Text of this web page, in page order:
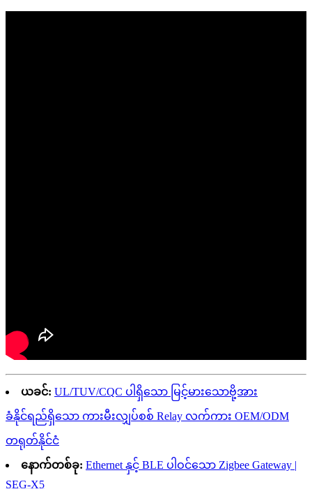
ယခင်: UL/TUV/CQC ပါရှိသော မြင့်မားသောဗို့အား
ခံနိုင်ရည်ရှိသော ကားမီးလျှပ်စစ် Relay လက်ကား OEM/ODM
တရုတ်နိုင်ငံ
နောက်တစ်ခု: Ethernet နှင့် BLE ပါဝင်သော Zigbee Gateway |
SEG-X5